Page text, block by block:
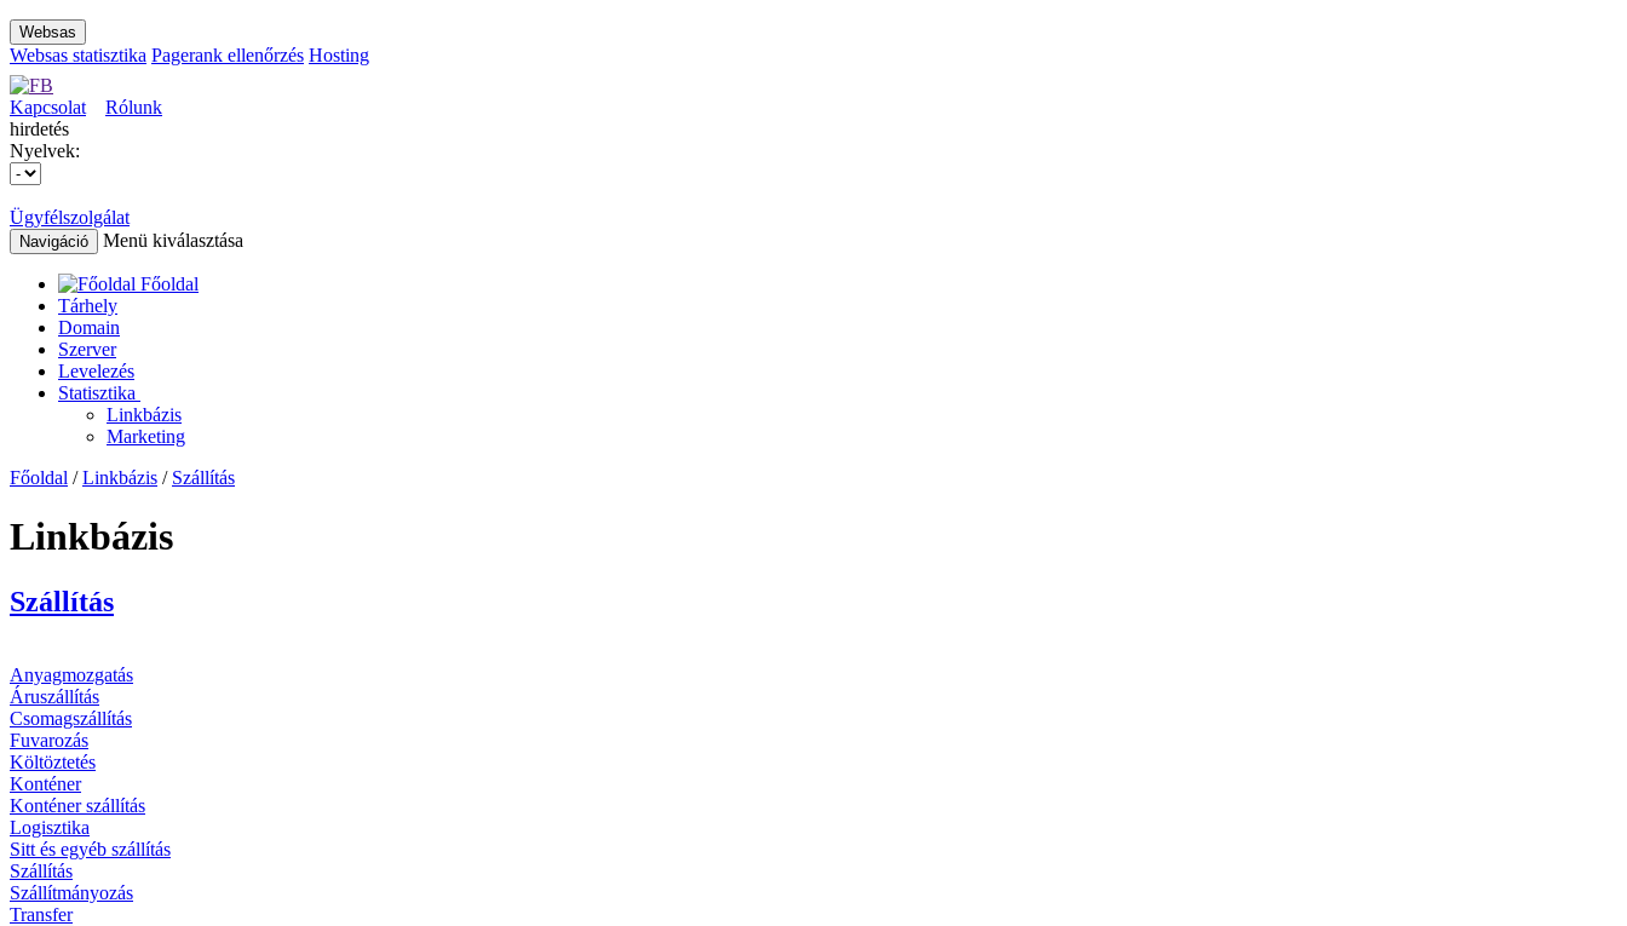
Websas
Websas statisztika Pagerank ellenőrzés Hosting
Kapcsolat
Rólunk
hirdetés
Nyelvek:
Ügyfélszolgálat
Navigáció Menü kiválasztása
Főoldal
Tárhely
Domain
Szerver
Levelezés
Statisztika
Linkbázis
Marketing
Főoldal /Linkbázis / Szállítás
Linkbázis
Szállítás
Anyagmozgatás
Áruszállítás
Csomagszállítás
Fuvarozás
Költöztetés
Konténer
Konténer szállítás
Logisztika
Sitt és egyéb szállítás
Szállítás
Szállítmányozás
Transfer